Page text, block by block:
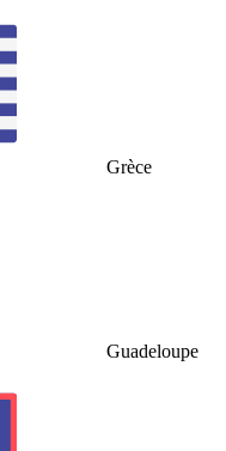
Grèce
Guadeloupe